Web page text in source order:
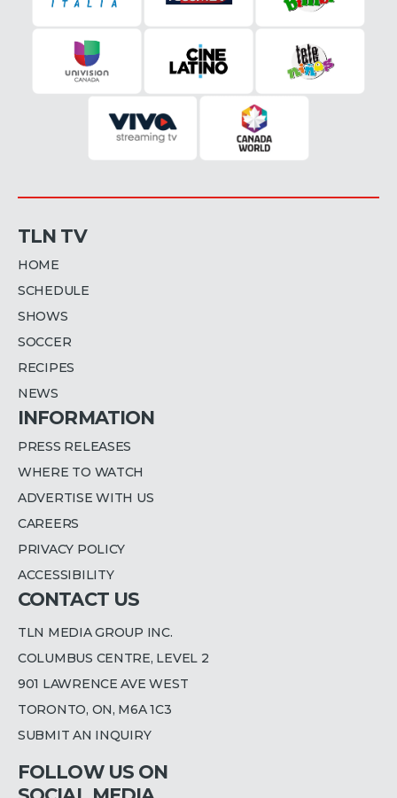
TLN TV
HOME
SCHEDULE
SHOWS
SOCCER
RECIPES
NEWS
INFORMATION
PRESS RELEASES
WHERE TO WATCH
ADVERTISE WITH US
CAREERS
PRIVACY POLICY
ACCESSIBILITY
CONTACT US
TLN MEDIA GROUP INC.
COLUMBUS CENTRE, LEVEL 2
901 LAWRENCE AVE WEST
TORONTO, ON, M6A 1C3
SUBMIT AN INQUIRY
FOLLOW US ON